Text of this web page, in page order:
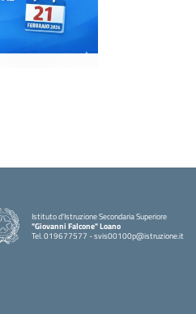
Istituto d'Istruzione Secondaria Superiore
"Giovanni Falcone" Loano
Tel. 019677577 - svis00100p@istruzione.it
— Visita la pagina iniziale della scuola